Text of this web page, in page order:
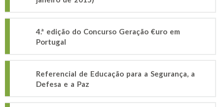
4.ª edição do Concurso Geração €uro em
Portugal
Referencial de Educação para a Segurança, a
Defesa e a Paz